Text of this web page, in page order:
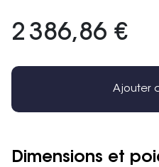
2 386,86 €
Ajouter
Dimensions et